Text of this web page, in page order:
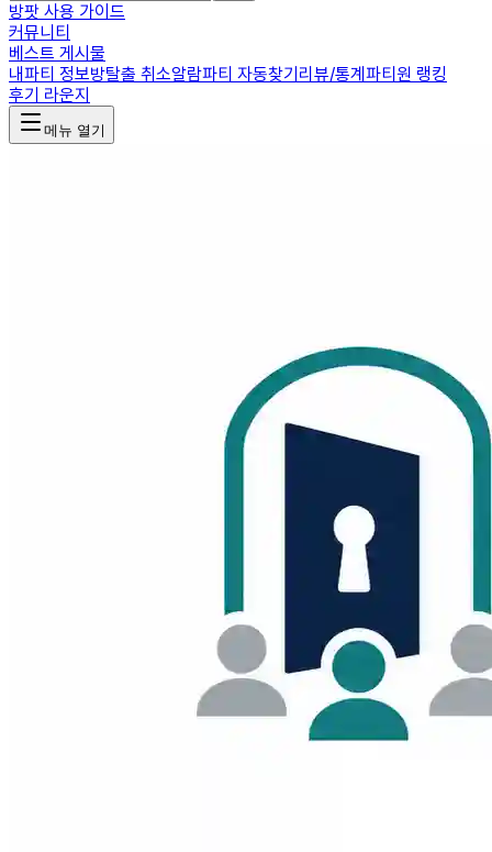
방팟 사용 가이드
커뮤니티
베스트 게시물
내파티 정보방탈출 취소알람파티 자동찾기리뷰/통계파티원 랭킹
후기 라운지
메뉴 열기